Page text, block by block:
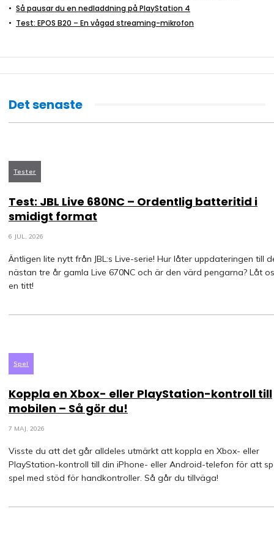
Så pausar du en nedladdning på PlayStation 4
Test: EPOS B20 – En vågad streaming-mikrofon
Det senaste
Tester
Test: JBL Live 680NC – Ordentlig batteritid i
smidigt format
6 JUL, 2026
Äntligen lite nytt från JBL:s Live-serie! Hur låter uppdateringen till
nästan tre år gamla Live 670NC och är den värd pengarna? Låt
en titt!
Spel
Koppla en Xbox- eller PlayStation-kontroll till
mobilen – Så gör du!
7 MAJ, 2026
Visste du att det går alldeles utmärkt att koppla en Xbox- eller
PlayStation-kontroll till din iPhone- eller Android-telefon för att
spel med stöd för handkontroller. Så går du tillväga!